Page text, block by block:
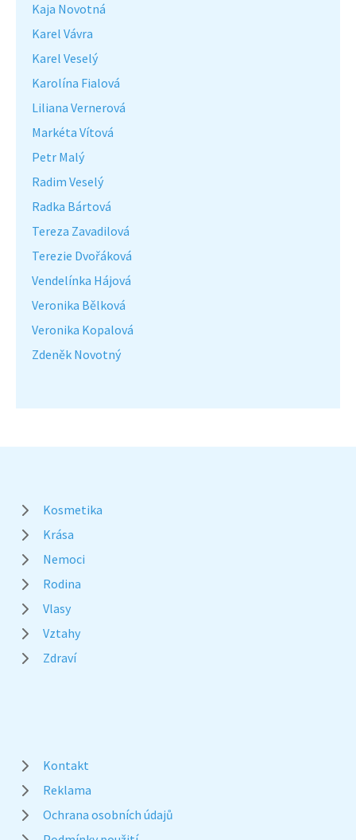
Kaja Novotná
Karel Vávra
Karel Veselý
Karolína Fialová
Liliana Vernerová
Markéta Vítová
Petr Malý
Radim Veselý
Radka Bártová
Tereza Zavadilová
Terezie Dvořáková
Vendelínka Hájová
Veronika Bělková
Veronika Kopalová
Zdeněk Novotný
Kosmetika
Krása
Nemoci
Rodina
Vlasy
Vztahy
Zdraví
Kontakt
Reklama
Ochrana osobních údajů